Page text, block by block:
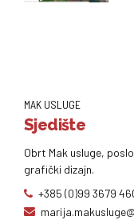
MAK USLUGE
Sjedište
Obrt Mak usluge,
grafički dizajn.
+385 (0)99 3679